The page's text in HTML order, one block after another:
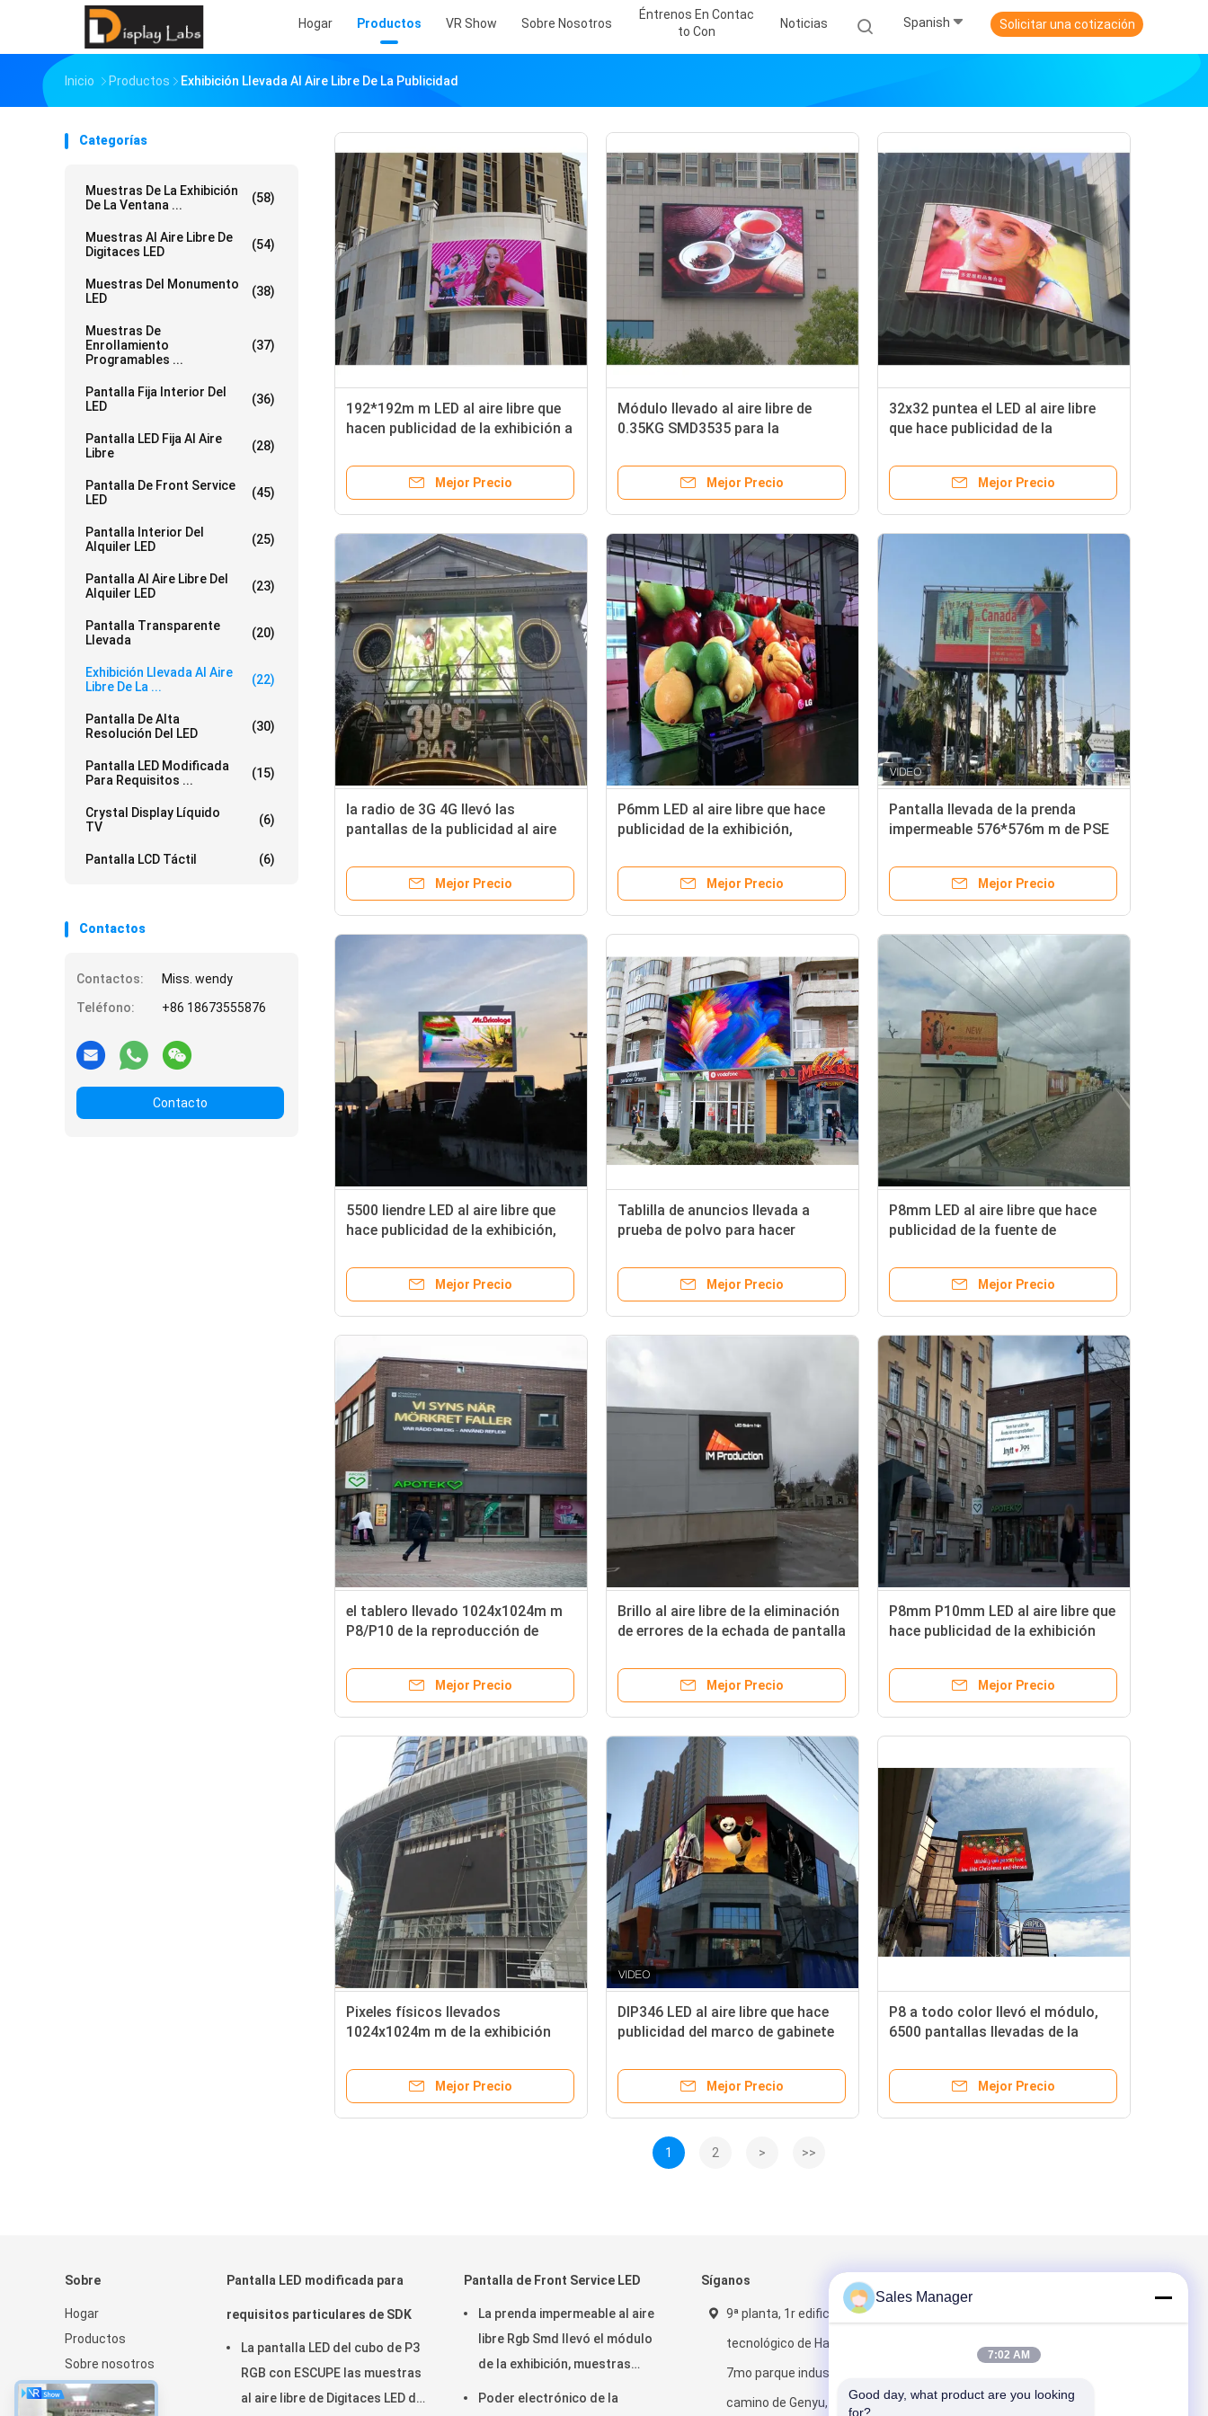
Hogar Productos VR Show Sobre Nosotros
Éntrenos En Contac
To Con
Noticias Spanish Solicitar una cotización
Inicio Productos Exhibición Llevada Al Aire Libre De La Publicidad
Categorías
Muestras De La Exhibición
De La Ventana ...
(58)
Muestras Al Aire Libre De
Digitaces LED
(54)
Muestras Del Monumento
LED
(38)
Muestras De
Enrollamiento
Programables ...
(37)
Pantalla Fija Interior Del
LED
(36)
Pantalla LED Fija Al Aire
Libre
(28)
Pantalla De Front Service
LED
(45)
Pantalla Interior Del
Alquiler LED
(25)
Pantalla Al Aire Libre Del
Alquiler LED
(23)
Pantalla Transparente
Llevada
(20)
Exhibición Llevada Al Aire
Libre De La ...
(22)
Pantalla De Alta
Resolución Del LED
(30)
Pantalla LED Modificada
Para Requisitos ...
(15)
Crystal Display Líquido
TV
(6)
Pantalla LCD Táctil (6)
Contactos
Contactos:
Miss. wendy
Teléfono:
+86 18673555876
Contacto
192*192m m LED al aire libre que
hacen publicidad de la exhibición a
la fundición
Mejor Precio
Módulo llevado al aire libre de
0.35KG SMD3535 para la
Mejor Precio
32x32 puntea el LED al aire libre
que hace publicidad de la
exploración LED Digitaces
Mejor Precio
la radio de 3G 4G llevó las
pantallas de la publicidad al aire
Mejor Precio
P6mm LED al aire libre que hace
publicidad de la exhibición,
aire libre IP65
Mejor Precio
Pantalla llevada de la prenda
impermeable 576*576m m de PSE
aire libre 96*96
Mejor Precio
5500 liendre LED al aire libre que
hace publicidad de la exhibición,
de P6 LED al aire libre
Mejor Precio
Tablilla de anuncios llevada a
prueba de polvo para hacer
FCC de RoHs del CE
Mejor Precio
P8mm LED al aire libre que hace
publicidad de la fuente de
exhibición
Mejor Precio
el tablero llevado 1024x1024m m
P8/P10 de la reproducción de
libre
Mejor Precio
Brillo al aire libre de la eliminación
de errores de la echada de pantalla
alto 8m m
Mejor Precio
P8mm P10mm LED al aire libre que
hace publicidad de la exhibición
Mejor Precio
Pixeles físicos llevados
1024x1024m m de la exhibición
gabinete del hierro
Mejor Precio
DIP346 LED al aire libre que hace
publicidad del marco de gabinete
Mejor Precio
P8 a todo color llevó el módulo,
6500 pantallas llevadas de la
liendres
Mejor Precio
1 2 > >>
Sobre
Hogar
Productos
Sobre nosotros
Noticias
Pantalla LED modificada para
requisitos particulares de SDK
La pantalla LED del cubo de P3
RGB con ESCUPE las muestras
al aire libre de Digitaces LED del
Pantalla de Front Service LED
La prenda impermeable al aire
libre Rgb Smd llevó el módulo
de la exhibición, muestras
Poder electrónico de la
Síganos
9ª planta, 1r edificio, parque
tecnológico de Hanhaida,
7mo parque industrial,
camino de Genyu,
Sales Manager
7:02 AM
Good day, what product are you looking
for?